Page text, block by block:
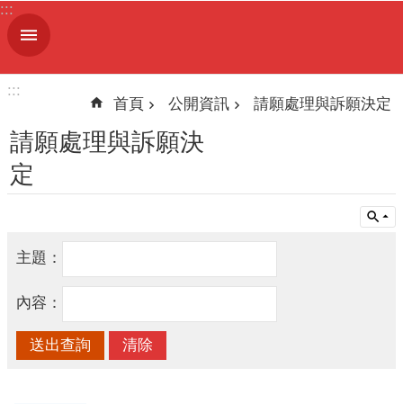
跳到主要內容區塊
進
階
機
介
民
服
務
:::
:::
首頁 公開資訊 請願處理與訴願決定
請願處理與訴願決
定
主題：
內容：